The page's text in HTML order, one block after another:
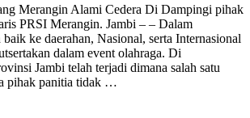
Merangin Alami Cedera Di Dampingi pihak
PRSI Merangin. Jambi – – Dalam
ke daerahan, Nasional, serta Internasional
dalam event olahraga. Di
Jambi telah terjadi dimana salah satu
pihak panitia tidak …